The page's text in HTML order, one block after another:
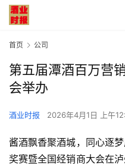
首页 公司
第五届潭酒百万营
会举办
酒业时报 2026年4月1日 上午
酱酒飘香聚酒城，同心逐
奖赛暨全国经销商大会在